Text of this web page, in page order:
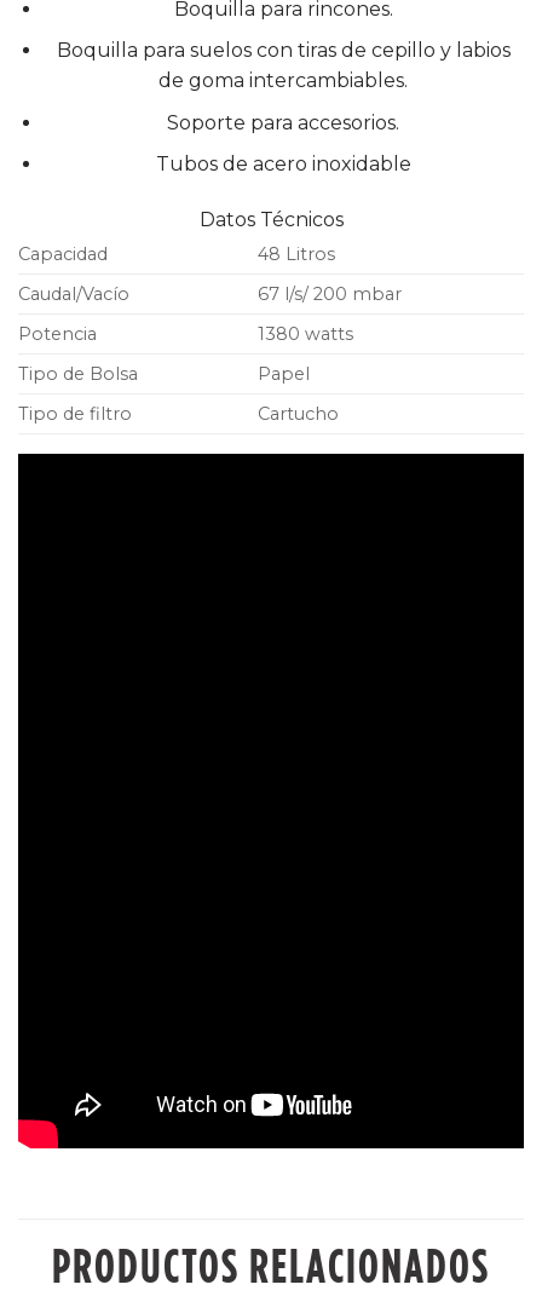
Boquilla para rincones.
Boquilla para suelos con tiras de cepillo y labios
de goma intercambiables.
Soporte para accesorios.
Tubos de acero inoxidable
Datos Técnicos
Capacidad
48 Litros
Caudal/Vacío
67 l/s/ 200 mbar
Potencia
1380 watts
Tipo de Bolsa
Papel
Tipo de filtro
Cartucho
PRODUCTOS RELACIONADOS